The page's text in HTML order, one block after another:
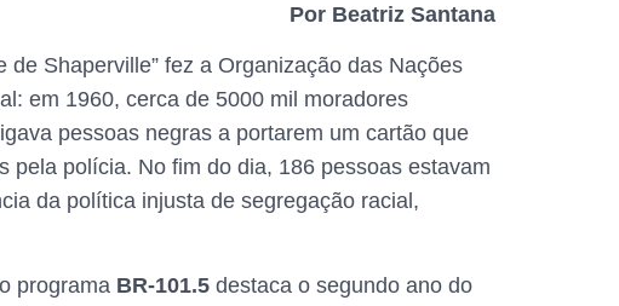
Por Beatriz Santana
Shaperville” fez a Organização das Nações
em 1960, cerca de 5000 mil moradores
pessoas negras a portarem um cartão que
pela polícia. No fim do dia, 186 pessoas estavam
da política injusta de segregação racial,
programa BR-101.5 destaca o segundo ano do